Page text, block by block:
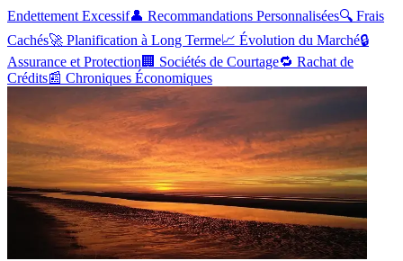
Endettement Excessif👤 Recommandations Personnalisées🔍 Frais
Cachés🚀 Planification à Long Terme📈 Évolution du Marché🔒
Assurance et Protection 🏢 Sociétés de Courtage🔁 Rachat de
Crédits📰 Chroniques Économiques